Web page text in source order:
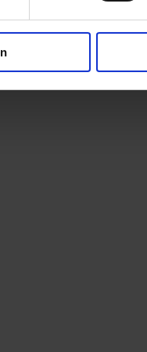
uns finden Sie Ihr
eine